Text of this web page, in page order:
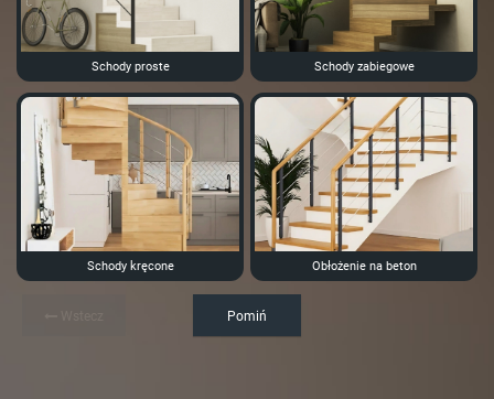
Schody proste Schody zabiegowe
Schody kręcone Obłożenie na beton
Pomiń